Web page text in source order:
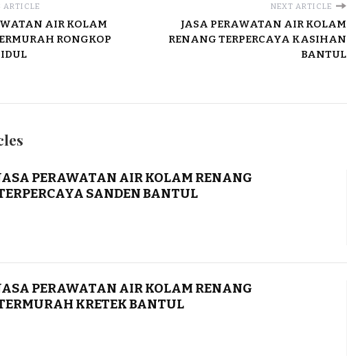
ARTICLE
AIR KOLAM
RONGKOP
NEXT ARTICLE
JASA PERAWATAN AIR KOLAM
RENANG TERPERCAYA KASIHAN
BANTUL
PERAWATAN AIR KOLAM RENANG
SANDEN BANTUL
PERAWATAN AIR KOLAM RENANG
KRETEK BANTUL